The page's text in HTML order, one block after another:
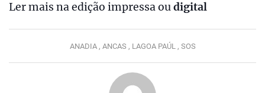
Ler mais na edição impressa oudigital
ANADIA , ANCAS , LAGOA PAÚL , SOS